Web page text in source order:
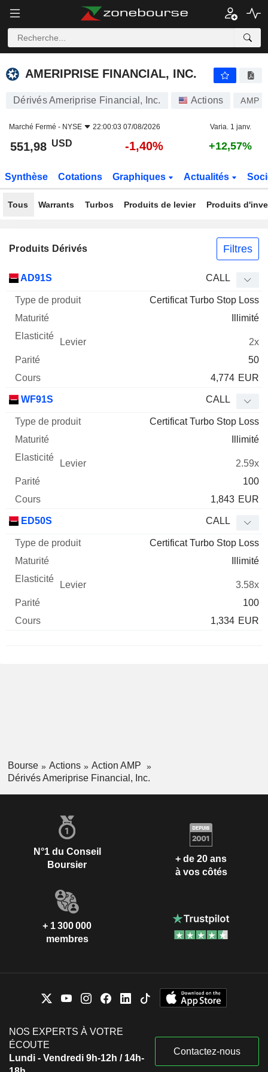
AMERIPRISE FINANCIAL, INC.
Dérivés Ameriprise Financial, Inc. Actions AMP
Marché Fermé - NYSE 22:00:03 07/08/2026 Varia. 1 janv.
551,98 USD -1,40% +12,57%
Synthèse Cotations Graphiques Actualités
Tous Warrants Turbos Produits de levier Produits
Produits Dérivés Filtres
Mnemo Type produit
Elasticité Levier Parité
AD91S CALL
Certificat Turbo Stop Loss
Illimité
2x
50
4,774 EUR
WF91S CALL
Certificat Turbo Stop Loss
Illimité
2.59x
100
1,843 EUR
ED50S CALL
Certificat Turbo Stop Loss
Illimité
3.58x
100
1,334 EUR
Bourse Actions
Action AMP
Dérivés Ameriprise Financial, Inc.
N°1 du Conseil
Boursier
+ de 20 ans
à vos côtés
+ 1 300 000
membres
NOS EXPERTS À VOTRE
ÉCOUTE
Lundi - Vendredi 9h-12h / 14h-
Contactez-nous